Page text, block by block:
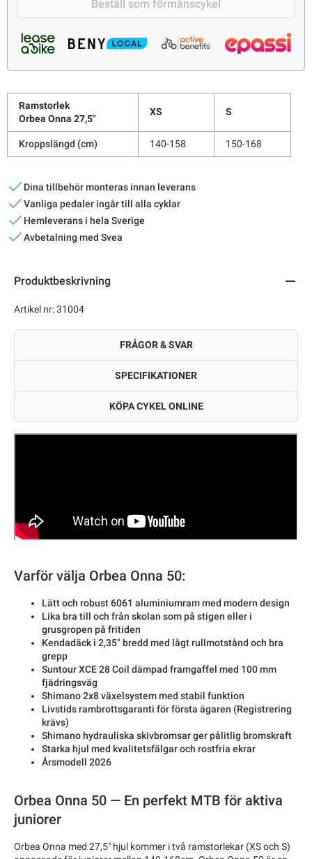
Beställ som förmånscykel
Ramstorlek
Orbea Onna 27,5"
XS S
Kroppslängd (cm) 140-158 150-168
Dina tillbehör monteras innan leverans
Vanliga pedaler ingår till alla cyklar
Hemleverans i hela Sverige
Avbetalning med Svea
Produktbeskrivning
Artikel nr: 31004
FRÅGOR & SVAR
SPECIFIKATIONER
KÖPA CYKEL ONLINE
Varför välja Orbea Onna 50:
Lätt och robust 6061 aluminiumram med modern design
Lika bra till och från skolan som på stigen eller i
grusgropen på fritiden
Kendadäck i 2,35" bredd med lågt rullmotstånd och bra
grepp
Suntour XCE 28 Coil dämpad framgaffel med 100 mm
fjädringsväg
Shimano 2x8 växelsystem med stabil funktion
Livstids rambrottsgaranti för första ägaren (Registrering
krävs)
Shimano hydrauliska skivbromsar ger pålitlig bromskraft
Starka hjul med kvalitetsfälgar och rostfria ekrar
Årsmodell 2026
Orbea Onna 50 — En perfekt MTB för aktiva
juniorer
Orbea Onna med 27,5" hjul kommer i två ramstorlekar (XS och S)